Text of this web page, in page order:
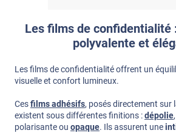
Les films de confidentialité
polyvalente et
Les films de confidentialité offrent un
visuelle et confort lumineux.
Cesfilms adhésifs, posés directement sur
existent sous différentes finitions :dépolie,
polarisante ou opaque. Ils assurent une